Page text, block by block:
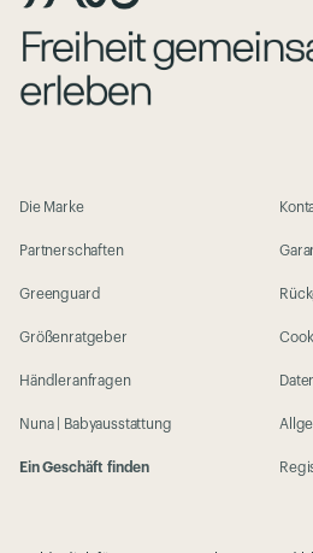
Die Marke
Partnerschaften
Greenguard
Größenratgeber
Händleranfragen
Nuna | Babyausstattung
Ein Geschäft finden